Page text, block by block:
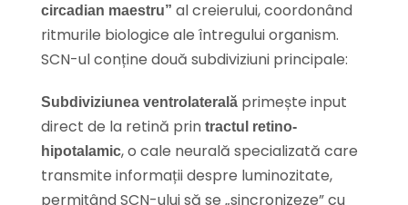
circadian maestru” al creierului, coordonând
ritmurile biologice ale întregului organism.
SCN-ul conține două subdiviziuni principale:
Subdiviziunea ventrolaterală primește input
direct de la retină prin tractul retino-
hipotalamic, o cale neurală specializată care
transmite informații despre luminozitate,
permițând SCN-ului să se „sincronizeze” cu